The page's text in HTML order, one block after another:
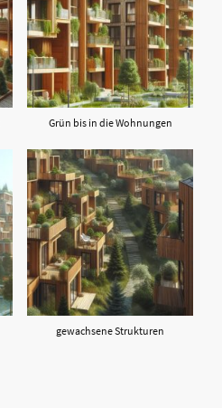
Grün bis in die Wohnungen
gewachsene Strukturen